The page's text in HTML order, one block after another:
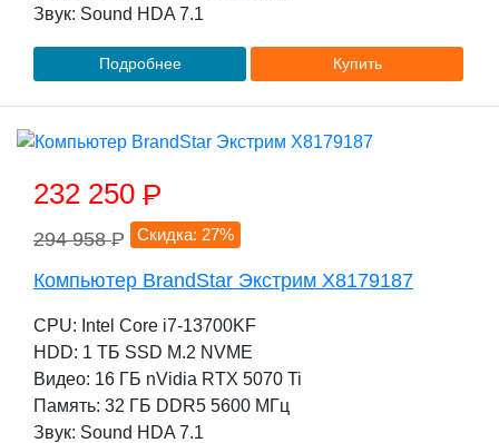
Звук: Sound HDA 7.1
Подробнее Купить
232 250 P
294 958P Скидка: 27%
Компьютер BrandStar Экстрим X8179187
CPU: Intel Core i7-13700KF
HDD: 1 TБ SSD M.2 NVME
Видео: 16 ГБ nVidia RTX 5070 Ti
Память: 32 ГБ DDR5 5600 МГц
Звук: Sound HDA 7.1